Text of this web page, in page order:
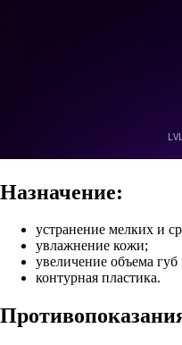
Назначение:
устранение мелких и
увлажнение кожи;
увеличение объема
контурная пластика.